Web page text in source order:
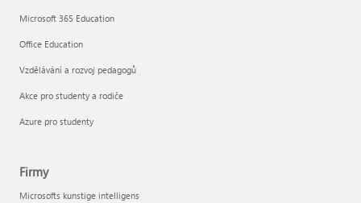
Microsoft 365 Education
Office Education
Vzdělávání a rozvoj pedagogů
Akce pro studenty a rodiče
Azure pro studenty
Firmy
Microsofts kunstige intelligens